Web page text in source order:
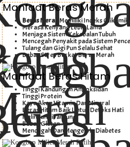
Manfaat Beras Merah
Beras Merah Memiliki Indeks Glikemik
Merasa Kenyang Lebih Lama
Menjaga Sistem Kekebalan Tubuh
Mencegah Penyakit pada Sistem
Tulang dan Gigi Pun Selalu Sehat
Bebas Stres Berkat Beras Merah
Manfaat Beras Hitam
Tinggi Kandungan Antioksidan
Tinggi Protein
Kaya Akan Vitamin Dan Mineral
Beras Hitam Baik Untuk Detoks Hati
Melindungi Jantung
Bebas Gluten
Mencegah Dan Mengelola Diabetes